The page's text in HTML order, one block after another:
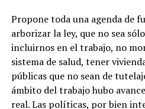
Propone toda una agenda de
arborizar la ley, que no sea
incluirnos en el trabajo, no
sistema de salud, tener
públicas que no sean de
ámbito del trabajo hubo
real. Las políticas, por bien